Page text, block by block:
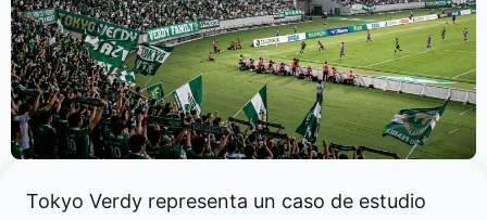
Tokyo Verdy representa un caso de estudio